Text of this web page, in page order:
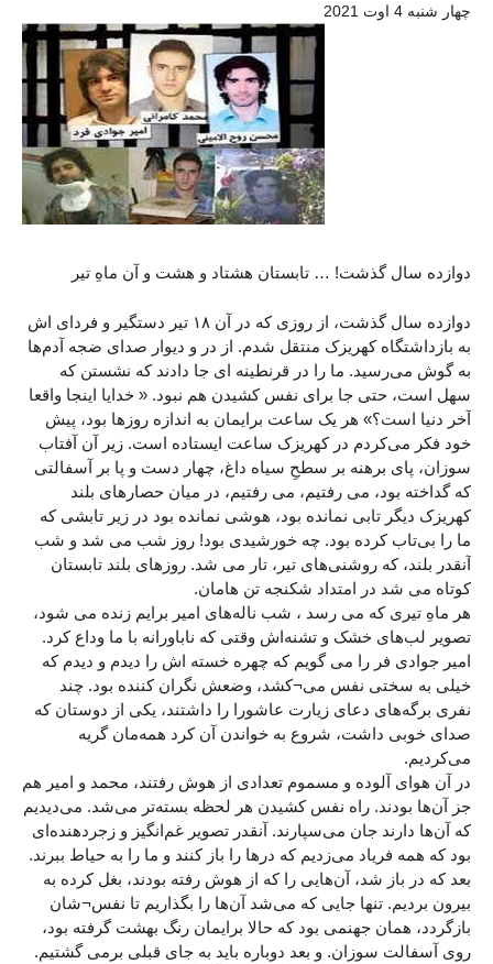
چهار شنبه 4 اوت 2021
دوازده سال گذشت! … تابستان هشتاد و هشت و آن ماهِ تیر
دوازده سال گذشت، از روزی که در آن ۱۸ تیر دستگیر و فردای اش
به بازداشتگاه کهریزک منتقل شدم. از در و دیوار‌ صدای ضجه آدم‌ها
به گوش می‌رسید. ما را در قرنطینه ای جا دادند که نشستن که
سهل است، حتی جا برای نفس کشیدن هم نبود. « خدایا اینجا واقعا
آخر دنیا است؟» هر یک ساعت برایمان به اندازه روز‌ها بود، پیش
خود فکر می‌کردم در کهریزک ساعت ایستاده است. زیر آن آفتاب
سوزان، پای برهنه بر سطحِ سیاه داغ، چهار دست و پا بر آسفالتی
که گداخته بود، می رفتیم، می رفتیم، در میان حصارهای بلند
کهریزک دیگر تابی نمانده بود، هوشی نمانده بود در زیر تابشی که
ما را بی‌تاب کرده بود. چه خورشیدی بود! روز شب می شد و شب
آنقدر بلند، که روشنی‌های تیر، تار می شد. روزهای بلند تابستان
کوتاه می شد در امتداد شکنجه تن هامان.
هر ماهِ تیری که می رسد ، شب ناله‌های امیر برایم زنده می شود،
تصویر لب‌های خشک و تشنه‌اش وقتی که ناباورانه با ما وداع کرد.
امیر جوادی فر را می گویم که چهره خسته اش را دیدم و ‌دیدم که
خیلی به سختی نفس می¬کشد، وضعش نگران کننده بود. چند
نفری برگه‌های دعای زیارت عاشورا را داشتند، یکی از دوستان که
صدای خوبی داشت، شروع به خواندن آن کرد همه‌مان گریه
می‌کردیم.
در آن هوای آلوده و مسموم تعدادی از هوش رفتند، محمد و امیر هم
جز آن‌ها بودند. راه نفس کشیدن هر لحظه بسته‌تر می‌شد. می‌دیدیم
که آن‌ها دارند جان می‌سپارند. آنقدر تصویر غم‌انگیز و زجر‌دهنده‌ای
بود که همه فریاد می‌زدیم که در‌ها را باز کنند و ما را به حیاط ببرند.
بعد که در باز شد، آن‌هایی را که از هوش رفته بودند، بغل کرده به
بیرون ‌بردیم. تنها جایی که می‌شد آن‌ها را بگذاریم تا نفس¬شان
بازگردد‌‌، همان جهنمی بود که حالا برایمان رنگ بهشت گرفته بود،
روی آسفالت سوزان. و بعد دوباره باید به جای قبلی‌ برمی گشتیم.